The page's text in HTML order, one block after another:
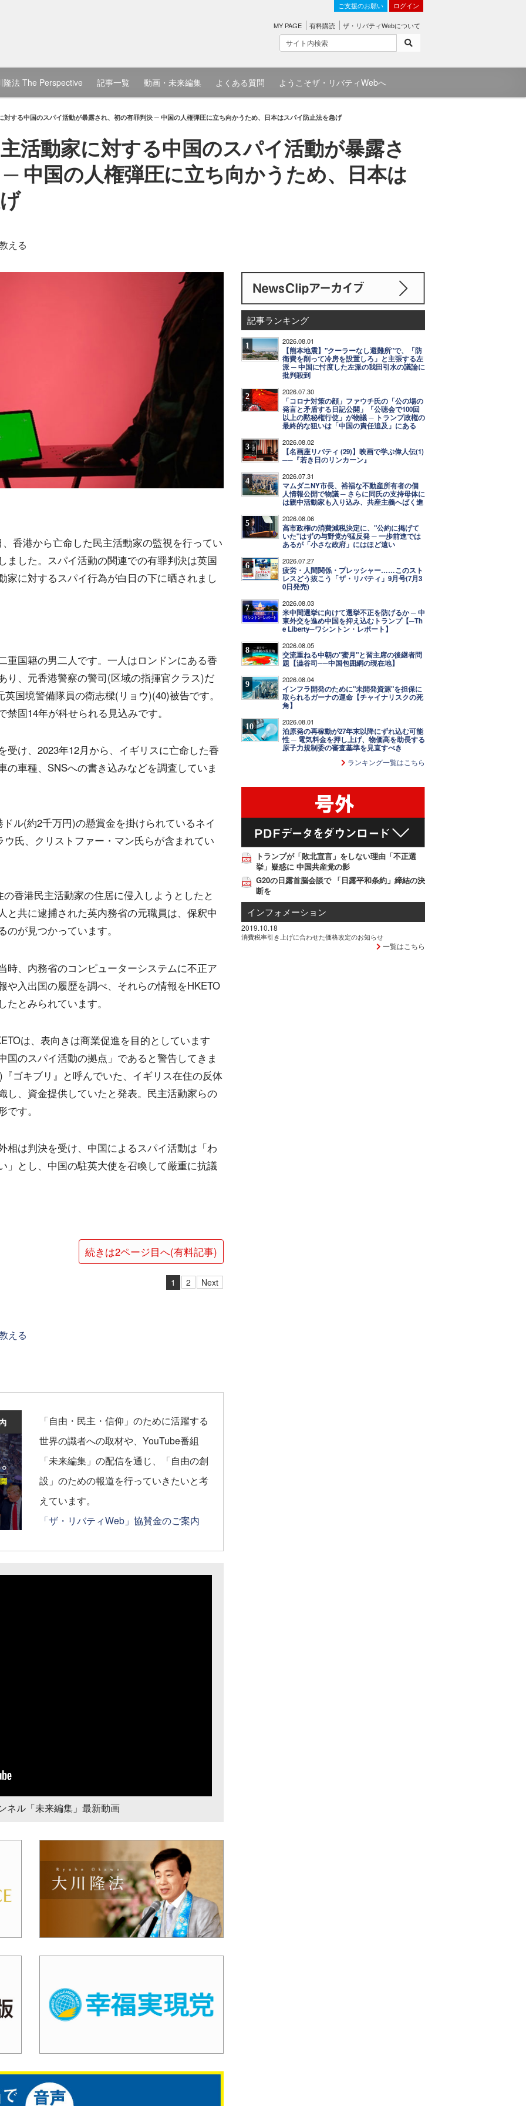
ご支援のお願い ログイン
MY PAGE 有料購読 ザ・リバティWebについて
隆法 The Perspective 記事一覧 動画・未来編集 よくある質問 ようこそザ・リバティWebへ
対する中国のスパイ活動が暴露され、初の有罪判決 ─ 中国の人権弾圧に立ち向かうため、日本はスパイ防止法を急げ
活動家に対する中国のスパイ活動が暴露さ
中国の人権弾圧に立ち向かうため、日本は
える
香港から亡命した民主活動家の監視を行ってい
ました。スパイ活動の関連での有罪判決は英国
家に対するスパイ行為が白日の下に晒されまし
重国籍の男二人です。一人はロンドンにある香
り、元香港警察の警司(区域の指揮官クラス)だ
国境警備隊員の衛志樑(リョウ)(40)被告です。
固14年が科せられる見込みです。
受け、2023年12月から、イギリスに亡命した香
車種、SNSへの書き込みなどを調査していま
ル(約2千万円)の懸賞金を掛けられているネイ
氏、クリストファー・マン氏らが含まれてい
香港民主活動家の住居に侵入しようとしたと
と共に逮捕された英内務省の元職員は、保釈中
が見つかっています。
時、内務省のコンピューターシステムに不正ア
や入出国の履歴を調べ、それらの情報をHKETO
とみられています。
は、表向きは商業促進を目的としています
国のスパイ活動の拠点」であると警告してきま
ゴキブリ』と呼んでいた、イギリス在住の反体
し、資金提供していたと発表。民主活動家らの
す。
相は判決を受け、中国によるスパイ活動は「わ
」とし、中国の駐英大使を召喚して厳重に抗議
続きは2ページ目へ(有料記事)
1 2 Next
える
「自由・民主・信仰」のために活躍する
世界の識者への取材や、YouTube番組
「未来編集」の配信を通じ、「自由の創
設」のための報道を行っていきたいと考
えています。
「ザ・リバティWeb」協賛金のご案内
ネル「未来編集」最新動画
記事ランキング
1 2026.08.01
【熊本地震】"クーラーなし避難所"で、「防
衛費を削って冷房を設置しろ」と主張する左
派 ─ 中国に忖度した左派の我田引水の議論に
批判殺到
2 2026.07.30
「コロナ対策の顔」ファウチ氏の「公の場の
発言と矛盾する日記公開」「公聴会で100回
以上の黙秘権行使」が物議 ─ トランプ政権の
最終的な狙いは「中国の責任追及」にある
3 2026.08.02
【名画座リバティ (29)】映画で学ぶ偉人伝(1)
──『若き日のリンカーン』
4 2026.07.31
マムダニNY市長、裕福な不動産所有者の個
人情報公開で物議 ─ さらに同氏の支持母体に
は親中活動家も入り込み、共産主義へばく進
5 2026.08.06
高市政権の消費減税決定に、"公約に掲げて
いた"はずの与野党が猛反発 ─ 一歩前進では
あるが「小さな政府」にはほど遠い
6 2026.07.27
疲労・人間関係・プレッシャー……このスト
レスどう抜こう「ザ・リバティ」9月号(7月3
0日発売)
7 2026.08.03
米中間選挙に向けて選挙不正を防げるか ─ 中
東外交を進め中国を抑え込むトランプ【─Th
e Liberty─ワシントン・レポート】
8 2026.08.05
交流重ねる中朝の"蜜月"と習主席の後継者問
題【澁谷司──中国包囲網の現在地】
9 2026.08.04
インフラ開発のために"未開発資源"を担保に
取られるガーナの運命【チャイナリスクの死
角】
10 2026.08.01
泊原発の再稼動が27年末以降にずれ込む可能
性 ─ 電気料金を押し上げ、物価高を助長する
原子力規制委の審査基準を見直すべき
ランキング一覧はこちら
トランプが「敗北宣言」をしない理由「不正選
挙」疑惑に 中国共産党の影
G20の日露首脳会談で 「日露平和条約」締結の決
断を
インフォメーション
2019.10.18
消費税率引き上げに合わせた価格改定のお知らせ
一覧はこちら